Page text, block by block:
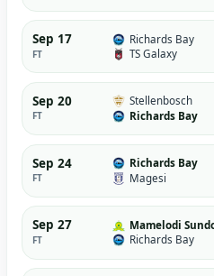
Sep 17
FT
Richards Bay
TS Galaxy
Sep 20
FT
Stellenbosch
Richards Bay
Sep 24
FT
Richards Bay
Magesi
Sep 27
FT
Mamelodi
Richards Bay